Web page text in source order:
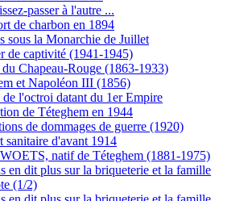
passer à l'autre ...
de charbon en 1894
sous la Monarchie de Juillet
de captivité (1941-1945)
Chapeau-Rouge (1863-1933)
et Napoléon III (1856)
de l'octroi datant du 1er Empire
de Téteghem en 1944
de dommages de guerre (1920)
sanitaire d'avant 1914
natif de Téteghem (1881-1975)
en dit plus sur la briqueterie et la famille
(1/2)